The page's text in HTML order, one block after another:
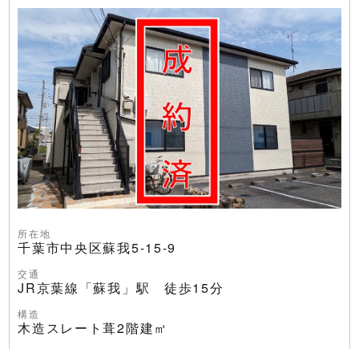
所在地
千葉市中央区蘇我5-15-9
交通
JR京葉線「蘇我」駅 徒歩15分
構造
木造スレート葺2階建㎡